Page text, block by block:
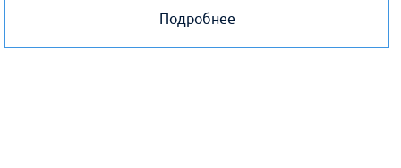
Подробнее